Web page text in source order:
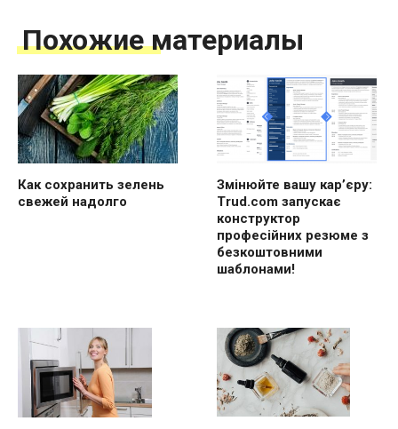
Похожие материалы
Как сохранить зелень
свежей надолго
Змінюйте вашу кар’єру:
Trud.com запускає
конструктор
професійних резюме з
безкоштовними
шаблонами!